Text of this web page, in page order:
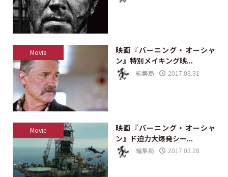
Movie
映画『バーニング・オーシャ
ン』特別メイキング映...
編集局 2017.03.31
Movie
映画『バーニング・オーシャ
ン』ド迫力大爆発シー...
編集局 2017.03.28